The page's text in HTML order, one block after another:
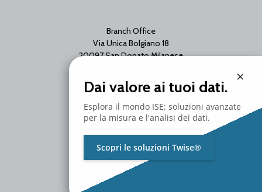
Branch Office
Via Unica Bolgiano 18
20097 San Donato Milanese
T. +39 02 2153663
×
Dai valore ai tuoi dati.
Esplora il mondo ISE: soluzioni avanzate
per la misura e l'analisi dei dati.
Scopri le soluzioni Twise®